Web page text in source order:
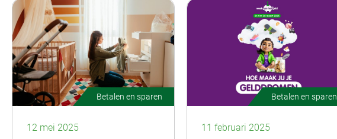
Betalen en sparen
12 mei 2025
Betalen en sparen
11 februari 2025